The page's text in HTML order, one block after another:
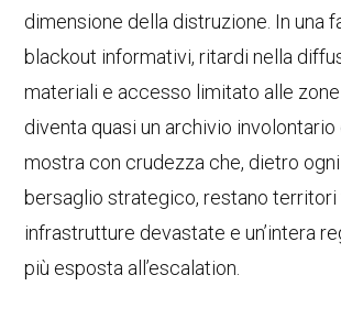
dimensione della distruzione. In una
blackout informativi, ritardi nella
materiali e accesso limitato alle
diventa quasi un archivio involontario
mostra con crudezza che, dietro
bersaglio strategico, restano territori
infrastrutture devastate e un’intera
più esposta all’escalation.